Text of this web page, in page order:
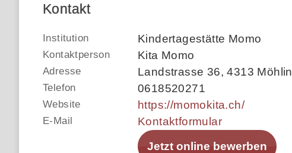
Kontakt
Institution Kindertagestätte Momo
Kontaktperson Kita Momo
Adresse Landstrasse 36,4313 Möhlin
Telefon 0618520271
Website https://momokita.ch/
E-Mail
Kontaktformular
Jetzt online bewerben